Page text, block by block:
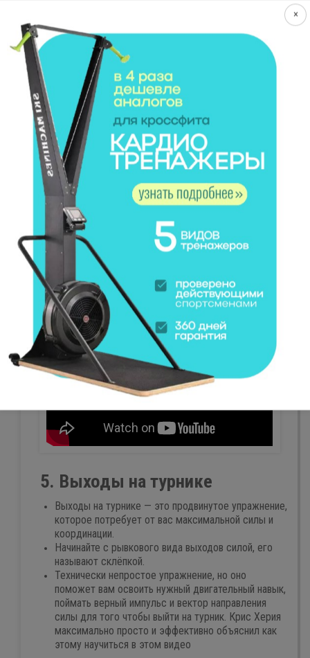
4. Взрывные подтягивания
После того как вы освоите подтягивания до груди
в количестве от 10 повторений на 4 подхода,
следует перейти на новый этап - взрывные или
плиометрические подтягивания.
Выполняйте подтягивания стараясь подлететь как
можно выше над турником, за параллель
перекладины.
Выполняйте не более трёх/пяти повторений за
один подход. Количество подходов от пяти до
семи.
5. Выходы на турнике
Выходы на турнике — это продвинутое упражнение,
которое потребует от вас максимальной силы и
координации.
Начинайте с рывкового вида выходов силой, его
называют склёпкой.
Технически непростое упражнение, но оно
поможет вам освоить нужный двигательный навык,
поймать верный импульс и вектор направления
силы для того чтобы выйти на турник. Крис Херия
максимально просто и эффективно объяснил как
этому научиться в этом видео
×